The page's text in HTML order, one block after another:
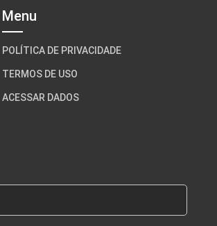
Menu
POLÍTICA DE PRIVACIDADE
TERMOS DE USO
ACESSAR DADOS